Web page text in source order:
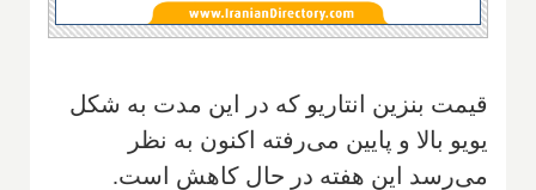
قیمت بنزین انتاریو که در این مدت به شکل
یویو بالا و پایین می‌رفته اکنون به نظر
می‌رسد این هفته در حال کاهش است.